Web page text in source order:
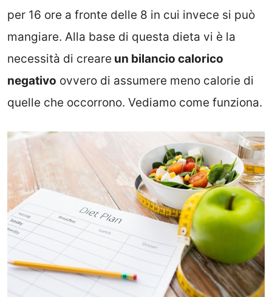
per 16 ore a fronte delle 8 in cui invece si può
mangiare. Alla base di questa dieta vi è la
necessità di creare un bilancio calorico
negativo ovvero di assumere meno calorie di
quelle che occorrono. Vediamo come funziona.